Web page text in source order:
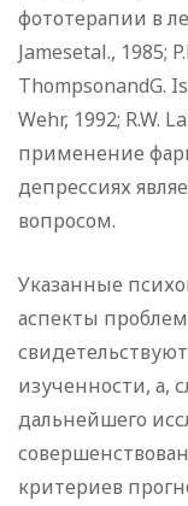
фототерапии в
Jamesetal., 1985;
ThompsonandG.
Wehr, 1992; R.W.
применение
депрессиях
вопросом.
Указанные
аспекты
изученности, а,
дальнейшего
критериев